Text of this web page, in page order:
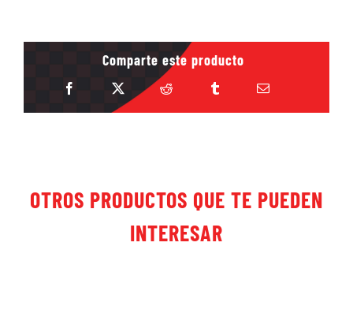
Comparte este producto
OTROS PRODUCTOS QUE TE PUEDEN
INTERESAR